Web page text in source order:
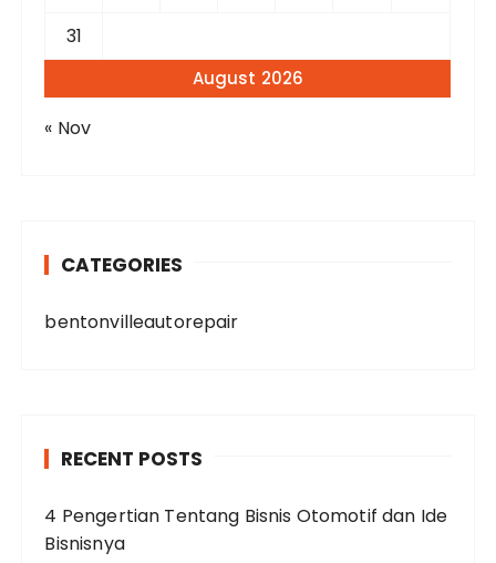
August 2026
31
« Nov
CATEGORIES
bentonvilleautorepair
RECENT POSTS
4 Pengertian Tentang Bisnis Otomotif dan Ide
Bisnisnya